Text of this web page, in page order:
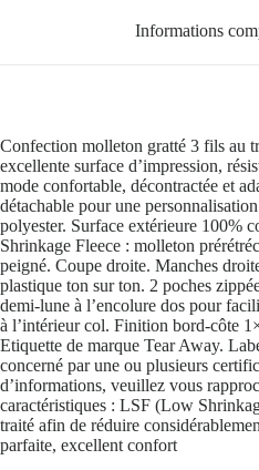
Informations
Confection molleton gratté 3 fils au
excellente surface d’impression,
mode confortable, décontractée et
détachable pour une
polyester. Surface extérieure 100%
Shrinkage Fleece : molleton
peigné. Coupe droite. Manches
plastique ton sur ton. 2 poches
demi-lune à l’encolure dos pour
à l’intérieur col. Finition bord-côte
Etiquette de marque Tear Away.
concerné par une ou plusieurs
d’informations, veuillez vous
caractéristiques : LSF (Low
traité afin de réduire
parfaite, excellent confort